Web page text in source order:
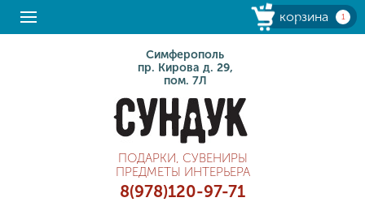
корзина 1
Симферополь
пр. Кирова д. 29,
пом. 7Л
ПОДАРКИ, СУВЕНИРЫ
ПРЕДМЕТЫ ИНТЕРЬЕРА
8(978)120-97-71